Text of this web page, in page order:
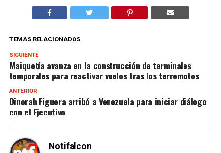
TEMAS RELACIONADOS
SIGUIENTE
Maiquetía avanza en la construcción de terminales
temporales para reactivar vuelos tras los terremotos
ANTERIOR
Dinorah Figuera arribó a Venezuela para iniciar diálogo
con el Ejecutivo
Notifalcon